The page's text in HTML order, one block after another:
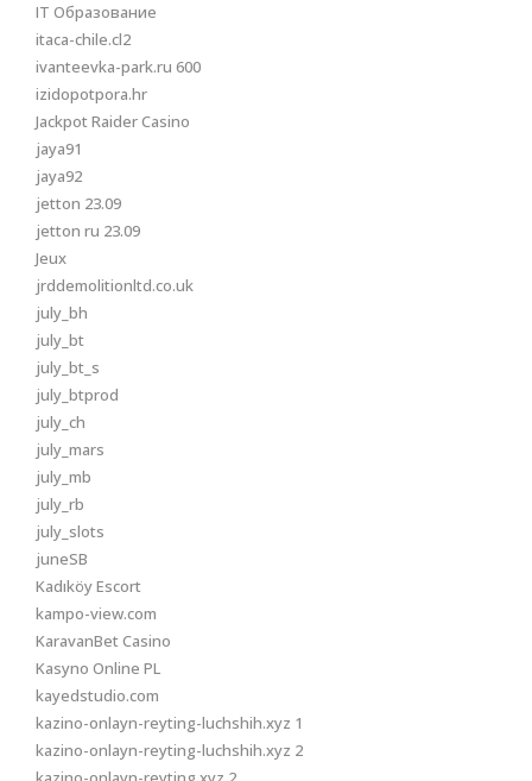
IT Образование
itaca-chile.cl2
ivanteevka-park.ru 600
izidopotpora.hr
Jackpot Raider Casino
jaya91
jaya92
jetton 23.09
jetton ru 23.09
Jeux
jrddemolitionltd.co.uk
july_bh
july_bt
july_bt_s
july_btprod
july_ch
july_mars
july_mb
july_rb
july_slots
juneSB
Kadıköy Escort
kampo-view.com
KaravanBet Casino
Kasyno Online PL
kayedstudio.com
kazino-onlayn-reyting-luchshih.xyz 1
kazino-onlayn-reyting-luchshih.xyz 2